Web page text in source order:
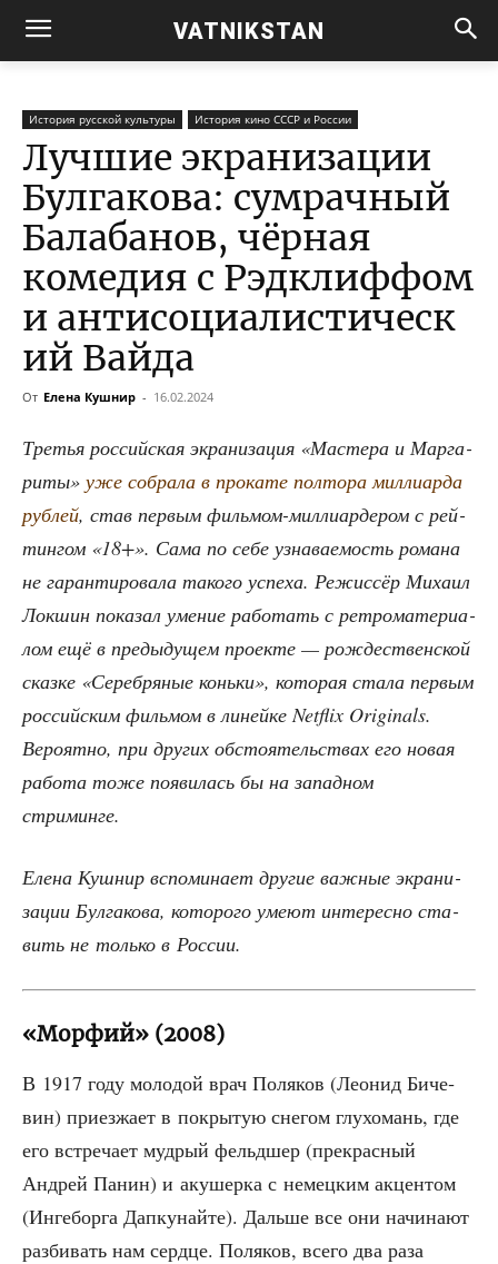
VATNIKSTAN
История русской культуры История кино СССР и России
Лучшие экранизации
Булгакова: cумрачный
Балабанов, чёрная
комедия с Рэдклиффом
и антисоциалистическ
ий Вайда
От Елена Кушнир - 16.02.2024
Тре­тья рос­сий­ская экра­ни­за­ция «Масте­ра и Мар­га­
ри­ты» уже собра­ла в про­ка­те пол­то­ра мил­ли­ар­да
руб­лей, став пер­вым филь­мом-мил­ли­ар­де­ром с рей­
тин­гом «18+». Сама по себе узна­ва­е­мость рома­на
не гаран­ти­ро­ва­ла тако­го успе­ха. Режис­сёр Миха­ил
Лок­шин пока­зал уме­ние рабо­тать с ретро­ма­те­ри­а­
лом ещё в преды­ду­щем про­ек­те — рож­де­ствен­ской
сказ­ке «Сереб­ря­ные конь­ки», кото­рая ста­ла пер­вым
рос­сий­ским филь­мом в линей­ке Netflix Originals.
Веро­ят­но, при дру­гих обсто­я­тель­ствах его новая
рабо­та тоже появи­лась бы на запад­ном
стриминге.
Еле­на Куш­нир вспо­ми­на­ет дру­гие важ­ные экра­ни­
за­ции Бул­га­ко­ва, кото­ро­го уме­ют инте­рес­но ста­
вить не толь­ко в России.
«Морфий» (2008)
В 1917 году моло­дой врач Поля­ков (Лео­нид Биче­
вин) при­ез­жа­ет в покры­тую сне­гом глу­хо­мань, где
его встре­ча­ет муд­рый фельд­шер (пре­крас­ный
Андрей Панин) и аку­шер­ка с немец­ким акцен­том
(Ингеб­ор­га Дап­ку­най­те). Даль­ше все они начи­на­ют
раз­би­вать нам серд­це. Поля­ков, все­го два раза